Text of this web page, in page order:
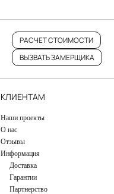
РАСЧЕТ СТОИМОСТИ
ВЫЗВАТЬ ЗАМЕРЩИКА
КЛИЕНТАМ
Наши проекты
О нас
Отзывы
Информация
Доставка
Гарантии
Партнерство